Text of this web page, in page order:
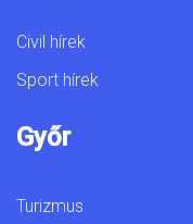
Civil hírek
Sport hírek
Győr
Turizmus